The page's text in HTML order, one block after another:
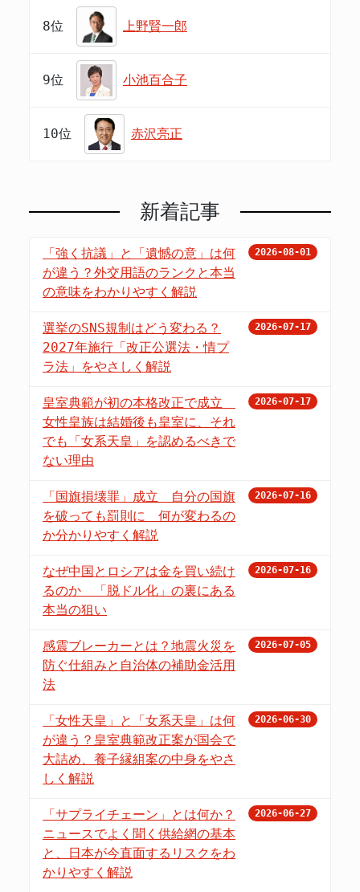
8位 上野賢一郎
9位 小池百合子
10位 赤沢亮正
新着記事
「強く抗議」と「遺憾の意」は何
が違う？外交用語のランクと本当
の意味をわかりやすく解説
2026-08-01
選挙のSNS規制はどう変わる？
2027年施行「改正公選法・情プ
ラ法」をやさしく解説
2026-07-17
皇室典範が初の本格改正で成立
女性皇族は結婚後も皇室に、それ
でも「女系天皇」を認めるべきで
ない理由
2026-07-17
「国旗損壊罪」成立 自分の国旗
を破っても罰則に 何が変わるの
か分かりやすく解説
2026-07-16
なぜ中国とロシアは金を買い続け
るのか 「脱ドル化」の裏にある
本当の狙い
2026-07-16
感震ブレーカーとは？地震火災を
防ぐ仕組みと自治体の補助金活用
法
2026-07-05
「女性天皇」と「女系天皇」は何
が違う？皇室典範改正案が国会で
大詰め、養子縁組案の中身をやさ
しく解説
2026-06-30
「サプライチェーン」とは何か？
ニュースでよく聞く供給網の基本
と、日本が今直面するリスクをわ
かりやすく解説
2026-06-27